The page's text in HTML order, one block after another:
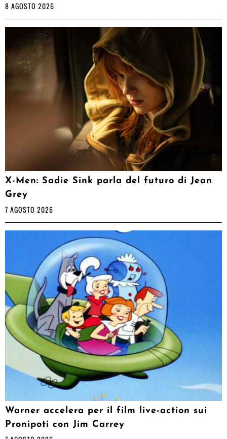
8 AGOSTO 2026
X-Men: Sadie Sink parla del futuro di Jean
Grey
7 AGOSTO 2026
Warner accelera per il film live-action sui
Pronipoti con Jim Carrey